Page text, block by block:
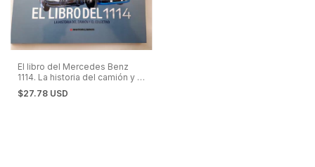
El libro del Mercedes Benz
1114. La historia del camión y el
colectivo
$27.78 USD